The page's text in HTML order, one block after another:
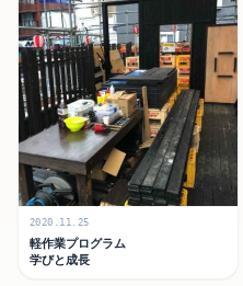
2020.11.25
軽作業プログラム
学びと成長